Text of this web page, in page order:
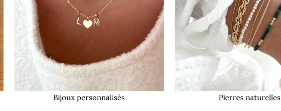
Bijoux personnalisés Pierres naturelles